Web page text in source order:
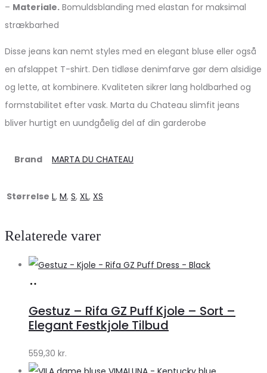
– Materiale. Bomuldsblanding med elastan for maksimal
strækbarhed
Disse jeans kan nemt styles med en elegant bluse eller også
en afslappet T-shirt. Den tidløse denimfarve gør dem alsidige
og lette, at kombinere. Kvaliteten sikrer lang holdbarhed og
formstabilitet efter vask. Marta du Chateau slimfit jeans
bliver hurtigt en uundgåelig del af din garderobe
Brand MARTA DU CHATEAU
Størrelse L, M, S, XL, XS
Relaterede varer
Lykke
by
Lykke
Gestuz – Rifa GZ Puff Kjole – Sort –
Elegant Festkjole Tilbud
559,30 kr.